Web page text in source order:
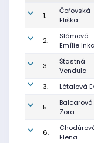
1.
Čeřovská
Eliška
2.
Slámová
Emílie Inka
3.
Šťastná
Vendula
3. Létalová
5.
Balcarová
Zora
6.
Elena